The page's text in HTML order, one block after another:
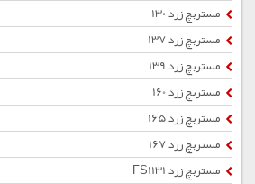
مستربچ زرد 130
مستربچ زرد 137
مستربچ زرد 139
مستربچ زرد 160
مستربچ زرد 165
مستربچ زرد 167
مستربچ زرد FS1131